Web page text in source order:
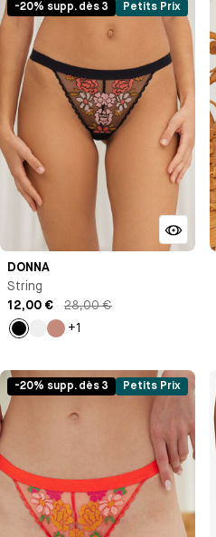
-20% supp. dès 3 Petits Prix
DONNA
String
12,00 €
28,00 €
+1
-20% supp. dès 3 Petits Prix